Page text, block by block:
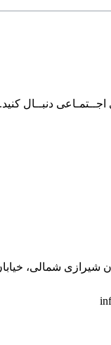
دنبــال کنید.
شیرازی شمالی،